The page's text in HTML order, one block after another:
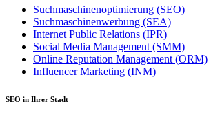
Suchmaschinenoptimierung (SEO)
Suchmaschinenwerbung (SEA)
Internet Public Relations (IPR)
Social Media Management (SMM)
Online Reputation Management (ORM)
Influencer Marketing (INM)
SEO in Ihrer Stadt